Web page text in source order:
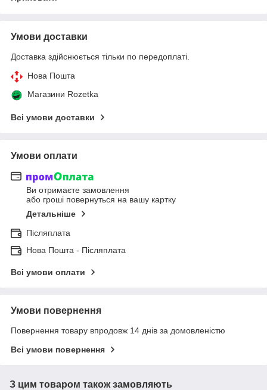
Умови доставки
Доставка здійснюється тільки по передоплаті.
Нова Пошта
Магазини Rozetka
Всі умови доставки
Умови оплати
Ви отримаєте замовлення
або гроші повернуться на вашу картку
Детальніше
Післяплата
Нова Пошта - Післяплата
Всі умови оплати
Умови повернення
Повернення товару впродовж 14 днів за домовленістю
Всі умови повернення
З цим товаром також замовляють